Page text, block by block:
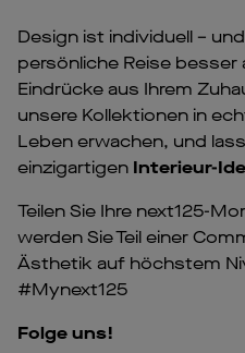
Design ist individuell –
persönliche Reise
Eindrücke aus Ihrem
unsere Kollektionen in
Leben erwachen, und
einzigartigen Interieur-
Teilen Sie Ihre next125-
werden Sie Teil einer
Ästhetik auf höchstem
#Mynext125
Folge uns!